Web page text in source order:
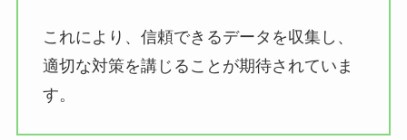
これにより、信頼できるデータを収集し、
適切な対策を講じることが期待されていま
す。